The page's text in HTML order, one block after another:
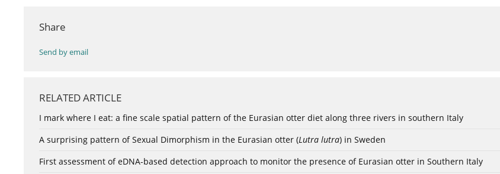
Share
Send by email
RELATED ARTICLE
I mark where I eat: a fine scale spatial pattern of the Eurasian otter diet along three rivers in southern Italy
A surprising pattern of Sexual Dimorphism in the Eurasian otter (Lutra lutra) in Sweden
First assessment of eDNA-based detection approach to monitor the presence of Eurasian otter in Southern Italy